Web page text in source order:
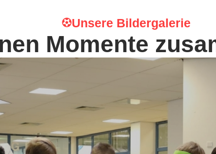
Unsere Bildergalerie
Momente